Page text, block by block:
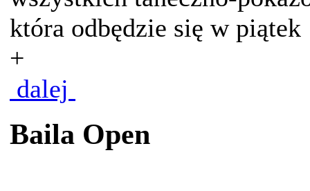
która odbędzie się w piątek
+
dalej
Baila Open